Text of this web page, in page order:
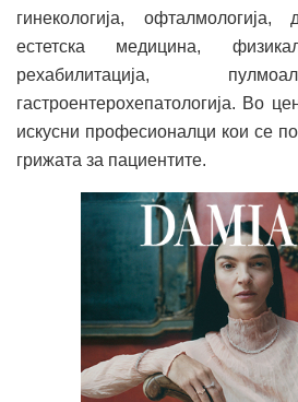
гинекологија, офталмологија,
естетска медицина,
рехабилитација,
гастроентерохепатологија. Во
искусни професионалци кои се
грижата за пациентите.